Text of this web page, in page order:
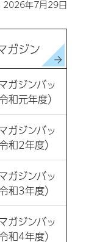
2026年7月29日
ガジン
ガジンバッ
和元年度）
ガジンバッ
和2年度）
ガジンバッ
和3年度）
ガジンバッ
和4年度）